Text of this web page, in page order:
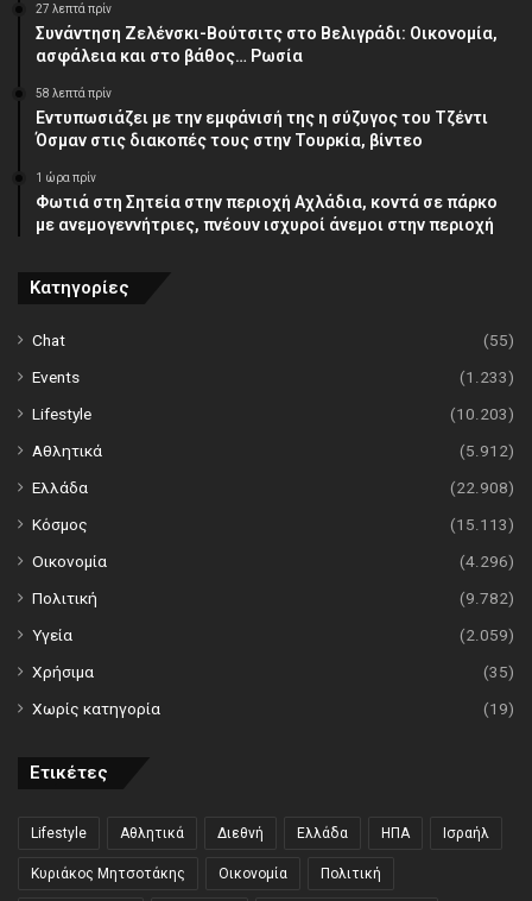
27 λεπτά πρίν
Συνάντηση Ζελένσκι-Βούτσιτς στο Βελιγράδι: Οικονομία,
ασφάλεια και στο βάθος… Ρωσία
58 λεπτά πρίν
Εντυπωσιάζει με την εμφάνισή της η σύζυγος του Τζέντι
Όσμαν στις διακοπές τους στην Τουρκία, βίντεο
1 ώρα πρίν
Φωτιά στη Σητεία στην περιοχή Αχλάδια, κοντά σε πάρκο
με ανεμογεννήτριες, πνέουν ισχυροί άνεμοι στην περιοχή
Κατηγορίες
Chat
(55)
Events
(1.233)
Lifestyle
(10.203)
Αθλητικά
(5.912)
Ελλάδα
(22.908)
Κόσμος
(15.113)
Οικονομία
(4.296)
Πολιτική
(9.782)
Υγεία
(2.059)
Χρήσιμα
(35)
Χωρίς κατηγορία
(19)
Ετικέτες
Lifestyle Αθλητικά Διεθνή Ελλάδα ΗΠΑ Ισραήλ
Κυριάκος Μητσοτάκης Οικονομία Πολιτική